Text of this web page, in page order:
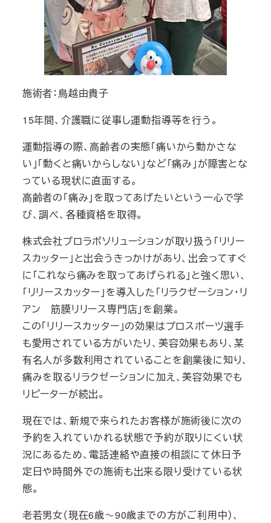
施術者：鳥越由貴子
15年間、介護職に従事し運動指導等を行う。
運動指導の際、高齢者の実態「痛いから動かさな
い」「動くと痛いからしない」など「痛み」が障害とな
っている現状に直面する。
高齢者の「痛み」を取ってあげたいという一心で学
び、調べ、各種資格を取得。
株式会社プロラボソリューションが取り扱う「リリー
スカッター」と出会うきっかけがあり、出会ってすぐ
に「これなら痛みを取ってあげられる」と強く思い、
「リリースカッター」を導入した「リラクゼーション・リ
アン 筋膜リリース専門店」を創業。
この「リリースカッター」の効果はプロスポーツ選手
も愛用されている方がいたり、美容効果もあり、某
有名人が多数利用されていることを創業後に知り、
痛みを取るリラクゼーションに加え、美容効果でも
リピーターが続出。
現在では、新規で来られたお客様が施術後に次の
予約を入れていかれる状態で予約が取りにくい状
況にあるため、電話連絡や直接の相談にて休日予
定日や時間外での施術も出来る限り受けている状
態。
老若男女（現在6歳～90歳までの方がご利用中）、